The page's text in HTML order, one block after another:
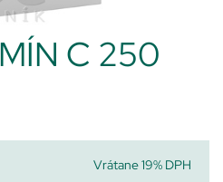
C 250
Vrátane 19% DPH